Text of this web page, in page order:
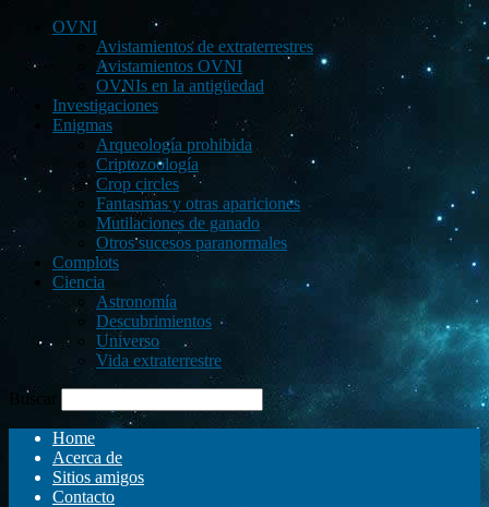
OVNI
Avistamientos de extraterrestres
Avistamientos OVNI
OVNIs en la antigüedad
Investigaciones
Enigmas
Arqueología prohibida
Criptozoología
Crop circles
Fantasmas y otras apariciones
Mutilaciones de ganado
Otros sucesos paranormales
Complots
Ciencia
Astronomía
Descubrimientos
Universo
Vida extraterrestre
Buscar
Home
Acerca de
Sitios amigos
Contacto